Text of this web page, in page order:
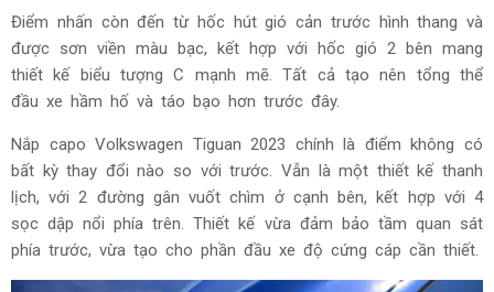
Điểm nhấn còn đến từ hốc hút gió cản trước hình thang và
được sơn viền màu bạc, kết hợp với hốc gió 2 bên mang
thiết kế biểu tượng C mạnh mẽ. Tất cả tạo nên tổng thể
đầu xe hầm hố và táo bạo hơn trước đây.
Nắp capo Volkswagen Tiguan 2023 chính là điểm không có
bất kỳ thay đổi nào so với trước. Vẫn là một thiết kế thanh
lịch, với 2 đường gân vuốt chìm ở cạnh bên, kết hợp với 4
sọc dập nổi phía trên. Thiết kế vừa đảm bảo tầm quan sát
phía trước, vừa tạo cho phần đầu xe độ cứng cáp cần thiết.